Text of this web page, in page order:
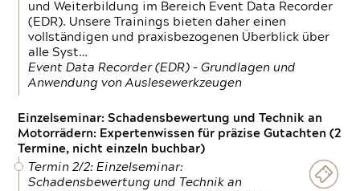
und Weiterbildung im Bereich Event Data Recorder
(EDR). Unsere Trainings bieten daher einen
vollständigen und praxisbezogenen Überblick über
alle Syst…
Event Data Recorder (EDR) – Grundlagen und
Anwendung von Auslesewerkzeugen
Einzelseminar: Schadensbewertung und Technik an
Motorrädern: Expertenwissen für präzise Gutachten (2
Termine, nicht einzeln buchbar)
Termin 2/2: Einzelseminar:
Schadensbewertung und Technik an